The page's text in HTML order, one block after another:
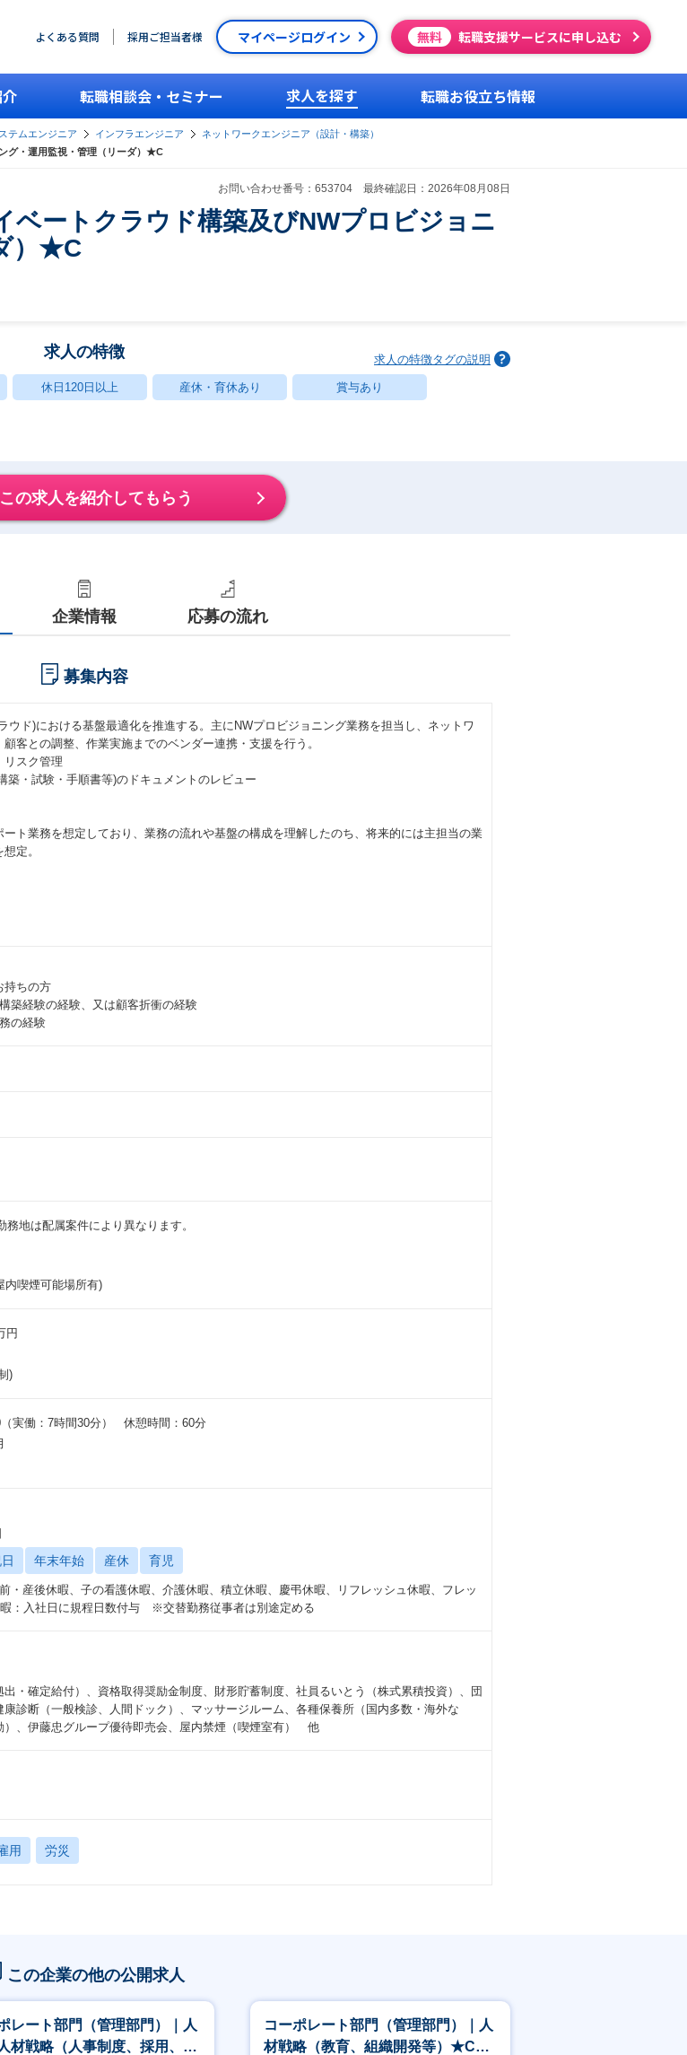
よくある質問 採用ご担当者様 マイページログイン 無料 転職支援サービスに申し込む
転職相談会・セミナー 求人を探す 転職お役立ち情報
テムエンジニア インフラエンジニア
ネットワークエンジニア（設計・構築）
グ・運用監視・管理（リーダ）★C
お問い合わせ番号：653704 最終確認日：2026年08月08日
ベートクラウド構築及びNWプロビジョニ
）★C
求人の特徴 求人の特徴タグの説明
休日120日以上 産休・育休あり 賞与あり
この求人を紹介してもらう
企業情報 応募の流れ
募集内容
ウド)における基盤最適化を推進する。主にNWプロビジョニング業務を担当し、ネットワ
客との調整、作業実施までのベンダー連携・支援を行う。
リスク管理
築・試験・手順書等)のドキュメントのレビュー
ート業務を想定しており、業務の流れや基盤の構成を理解したのち、将来的には主担当の業
定。
持ちの方
築経験の経験、又は顧客折衝の経験
の経験
地は配属案件により異なります。
内喫煙可能場所有)
円
)
実働：7時間30分） 休憩時間：60分
年末年始 産休 育児
・産後休暇、子の看護休暇、介護休暇、積立休暇、慶弔休暇、リフレッシュ休暇、フレッ
：入社日に規程日数付与 ※交替勤務従事者は別途定める
・確定給付）、資格取得奨励金制度、財形貯蓄制度、社員るいとう（株式累積投資）、団
診断（一般検診、人間ドック）、マッサージルーム、各種保養所（国内多数・海外な
）、伊藤忠グループ優待即売会、屋内禁煙（喫煙室有） 他
用 労災
この企業の他の公開求人
レート部門（管理部門）｜人
材戦略（人事制度、採用、教
コーポレート部門（管理部門）｜人
材戦略（教育、組織開発等）★CTC